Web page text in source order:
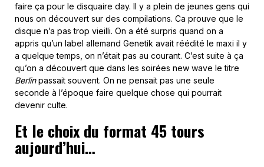
faire ça pour le disquaire day. Il y a plein de jeunes gens qui
nous on découvert sur des compilations. Ca prouve que le
disque n’a pas trop vieilli. On a été surpris quand on a
appris qu’un label allemand Genetik avait réédité le maxi il y
a quelque temps, on n’était pas au courant. C’est suite à ça
qu’on a découvert que dans les soirées new wave le titre
Berlinpassait souvent. On ne pensait pas une seule
seconde à l’époque faire quelque chose qui pourrait
devenir culte.
Et le choix du format 45 tours
aujourd’hui…